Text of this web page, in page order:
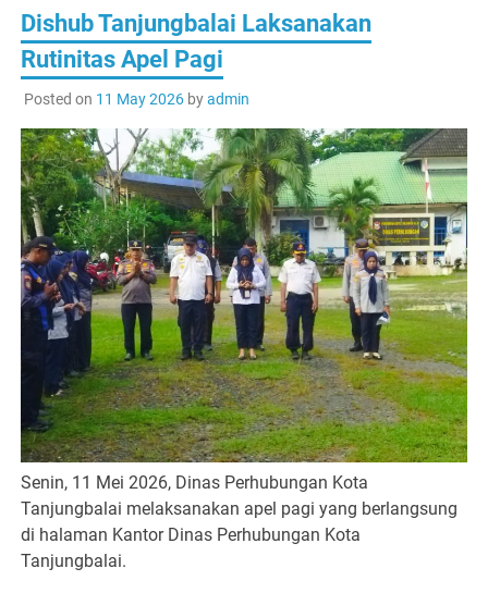
Dishub Tanjungbalai Laksanakan
Rutinitas Apel Pagi
Posted on 11 May 2026byadmin
Senin, 11 Mei 2026, Dinas Perhubungan Kota
Tanjungbalai melaksanakan apel pagi yang berlangsung
di halaman Kantor Dinas Perhubungan Kota
Tanjungbalai.